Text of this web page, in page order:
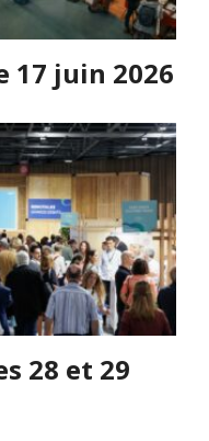
17 juin 2026
28 et 29